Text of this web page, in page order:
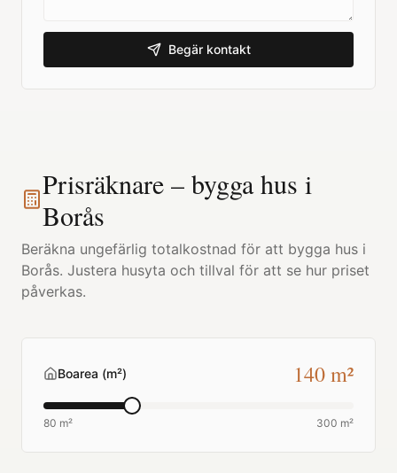
Begär kontakt
Prisräknare – bygga hus i
Borås
Beräkna ungefärlig totalkostnad för att bygga hus i
Borås. Justera husyta och tillval för att se hur priset
påverkas.
Boarea (m²) 140m²
80 m² 300 m²